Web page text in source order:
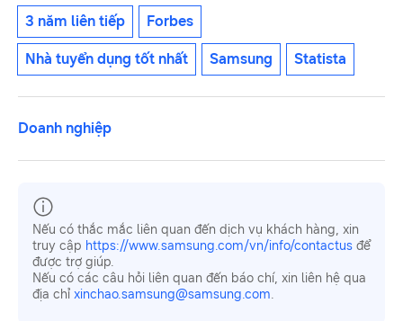
3 năm liên tiếp Forbes
Nhà tuyển dụng tốt nhất Samsung Statista
Doanh nghiệp
Nếu có thắc mắc liên quan đến dịch vụ khách hàng, xin
truy cập https://www.samsung.com/vn/info/contactus để
được trợ giúp.
Nếu có các câu hỏi liên quan đến báo chí, xin liên hệ qua
địa chỉ xinchao.samsung@samsung.com.